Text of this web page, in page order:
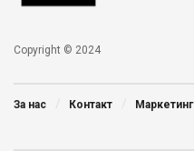
Copyright © 2024
За нас Контакт Маркетинг